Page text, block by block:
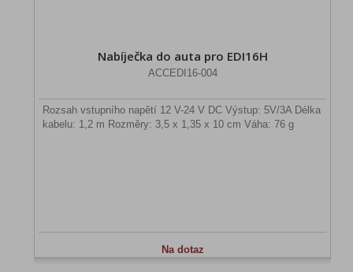
Nabíječka do auta pro EDI16H
ACCEDI16-004
Rozsah vstupního napětí 12 V-24 V DC Výstup: 5V/3A Délka
kabelu: 1,2 m Rozměry: 3,5 x 1,35 x 10 cm Váha: 76 g
Na dotaz